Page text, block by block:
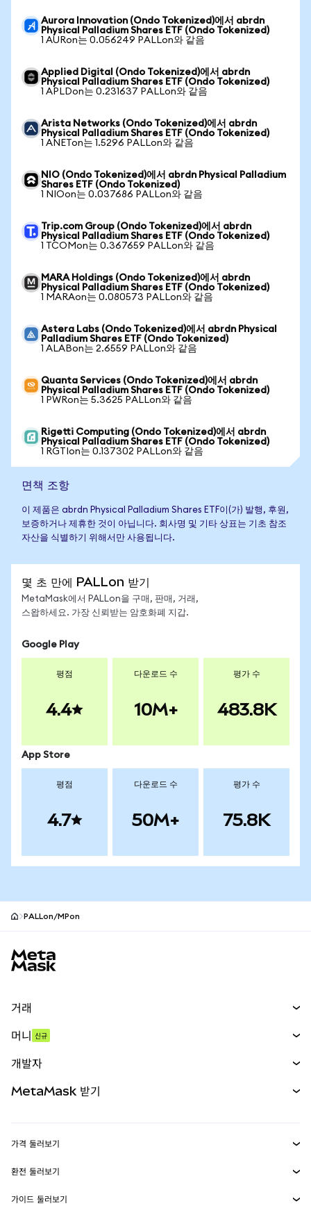
Aurora Innovation (Ondo Tokenized)에서 abrdn
Physical Palladium Shares ETF (Ondo Tokenized)
1 AURon는 0.056249 PALLon와 같음
Applied Digital (Ondo Tokenized)에서 abrdn
Physical Palladium Shares ETF (Ondo Tokenized)
1 APLDon는 0.231637 PALLon와 같음
Arista Networks (Ondo Tokenized)에서 abrdn
Physical Palladium Shares ETF (Ondo Tokenized)
1 ANETon는 1.5296 PALLon와 같음
NIO (Ondo Tokenized)에서 abrdn Physical Palladium
Shares ETF (Ondo Tokenized)
1 NIOon는 0.037686 PALLon와 같음
Trip.com Group (Ondo Tokenized)에서 abrdn
Physical Palladium Shares ETF (Ondo Tokenized)
1 TCOMon는 0.367659 PALLon와 같음
MARA Holdings (Ondo Tokenized)에서 abrdn
Physical Palladium Shares ETF (Ondo Tokenized)
1 MARAon는 0.080573 PALLon와 같음
Astera Labs (Ondo Tokenized)에서 abrdn Physical
Palladium Shares ETF (Ondo Tokenized)
1 ALABon는 2.6559 PALLon와 같음
Quanta Services (Ondo Tokenized)에서 abrdn
Physical Palladium Shares ETF (Ondo Tokenized)
1 PWRon는 5.3625 PALLon와 같음
Rigetti Computing (Ondo Tokenized)에서 abrdn
Physical Palladium Shares ETF (Ondo Tokenized)
1 RGTIon는 0.137302 PALLon와 같음
면책 조항
이 제품은 abrdn Physical Palladium Shares ETF이(가) 발행, 후원,
보증하거나 제휴한 것이 아닙니다. 회사명 및 기타 상표는 기초 참조
자산을 식별하기 위해서만 사용됩니다.
몇 초 만에 PALLon 받기
MetaMask에서 PALLon을 구매, 판매, 거래,
스왑하세요. 가장 신뢰받는 암호화폐 지갑.
Google Play
평점
4.4
다운로드 수
10M+
평가 수
483.8K
App Store
평점
4.7
다운로드 수
50M+
평가 수
75.8K
PALLon/MPon
거래
무기한 선물
실물자산
머니 신규
개발자
MetaMask Connect
Snaps
MetaMask 받기
보안
가격 둘러보기
이더리움 가격
솔라나 가격
환전 둘러보기
ETH를 USD로 환전
가이드 둘러보기